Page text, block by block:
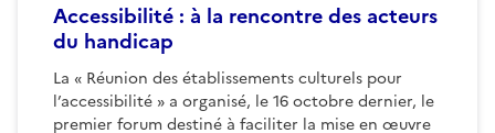
Accessibilité : à la rencontre des acteurs
du handicap
La « Réunion des établissements culturels pour
l’accessibilité » a organisé, le 16 octobre dernier, le
premier forum destiné à faciliter la mise en œuvre